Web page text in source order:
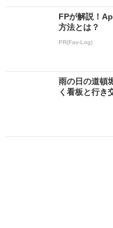
FPが解説！
方法とは？
PR(Fav-Log)
雨の日の道
く看板と行き